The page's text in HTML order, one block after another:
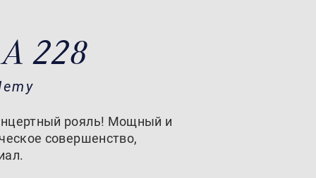
228
рояль! Мощный и
совершенство,